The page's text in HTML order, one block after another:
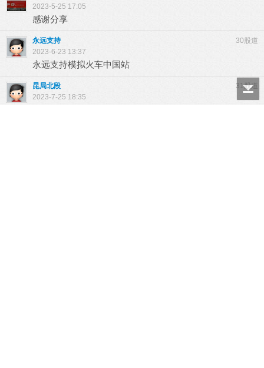
2023-5-25 17:05
感谢分享
30股道
永远支持
2023-6-23 13:37
永远支持模拟火车中国站
31股道
昆局北段
2023-7-25 18:35